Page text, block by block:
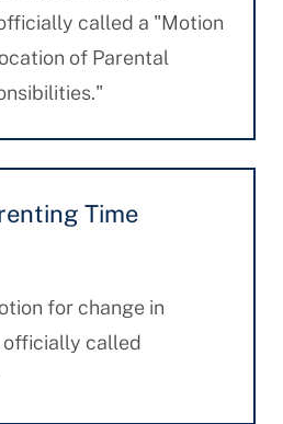
called a "Motion
of Parental
Time
for change in
officially called